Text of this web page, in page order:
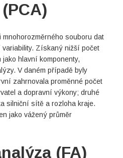
mnohorozměrného souboru dat
Získaný nižší počet
hlavní komponenty,
V daném případě byly
zahrnovala proměnné počet
a dopravní výkony; druhé
silniční sítě a rozloha kraje.
jako vážený průměr
(FA)